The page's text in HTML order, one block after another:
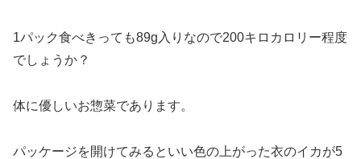
1パック食べきっても89g入りなので200キロカロリー程度
でしょうか？
体に優しいお惣菜であります。
パッケージを開けてみるといい色の上がった衣のイカが5